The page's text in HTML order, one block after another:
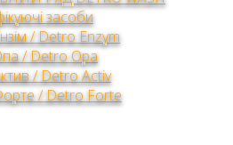
засоби
/ Detro Enzym
/ Detro Opa
/ Detro Activ
/ Detro Forte